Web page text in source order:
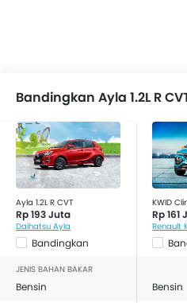
Bandingkan Ayla 1.2L R
Ayla 1.2L R CVT
Rp 193 Juta
Daihatsu Ayla
Bandingkan
KWID
Rp 161
Renault
JENIS BAHAN BAKAR
Bensin Bensin